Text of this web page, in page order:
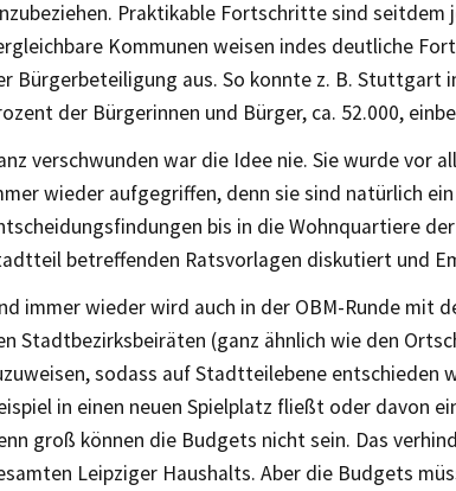
Praktikable Fortschritte sind
Kommunen weisen indes deutliche
Bürgerbeteiligung aus. So konnte z. B. Stuttgart
der Bürgerinnen und Bürger, ca. 52.000,
verschwunden war die Idee nie. Sie wurde vor
wieder aufgegriffen, denn sie sind natürlich
bis in die Wohnquartiere
betreffenden Ratsvorlagen diskutiert und
immer wieder wird auch in der OBM-Runde mit
Stadtbezirksbeiräten (ganz ähnlich wie den
sodass auf Stadtteilebene entschieden
in einen neuen Spielplatz fließt oder davon
groß können die Budgets nicht sein. Das
Leipziger Haushalts. Aber die Budgets